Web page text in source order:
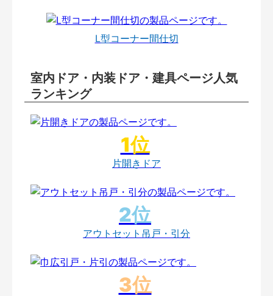
L型コーナー間仕切
室内ドア・内装ドア・建具ページ人気
ランキング
片開きドア
アウトセット吊戸・引分